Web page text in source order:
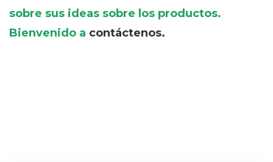
sobre sus ideas sobre los productos.
Bienvenido a contáctenos.